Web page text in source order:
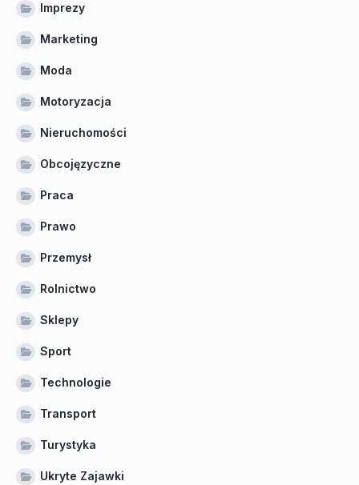
Imprezy
Marketing
Moda
Motoryzacja
Nieruchomości
Obcojęzyczne
Praca
Prawo
Przemysł
Rolnictwo
Sklepy
Sport
Technologie
Transport
Turystyka
Ukryte Zajawki